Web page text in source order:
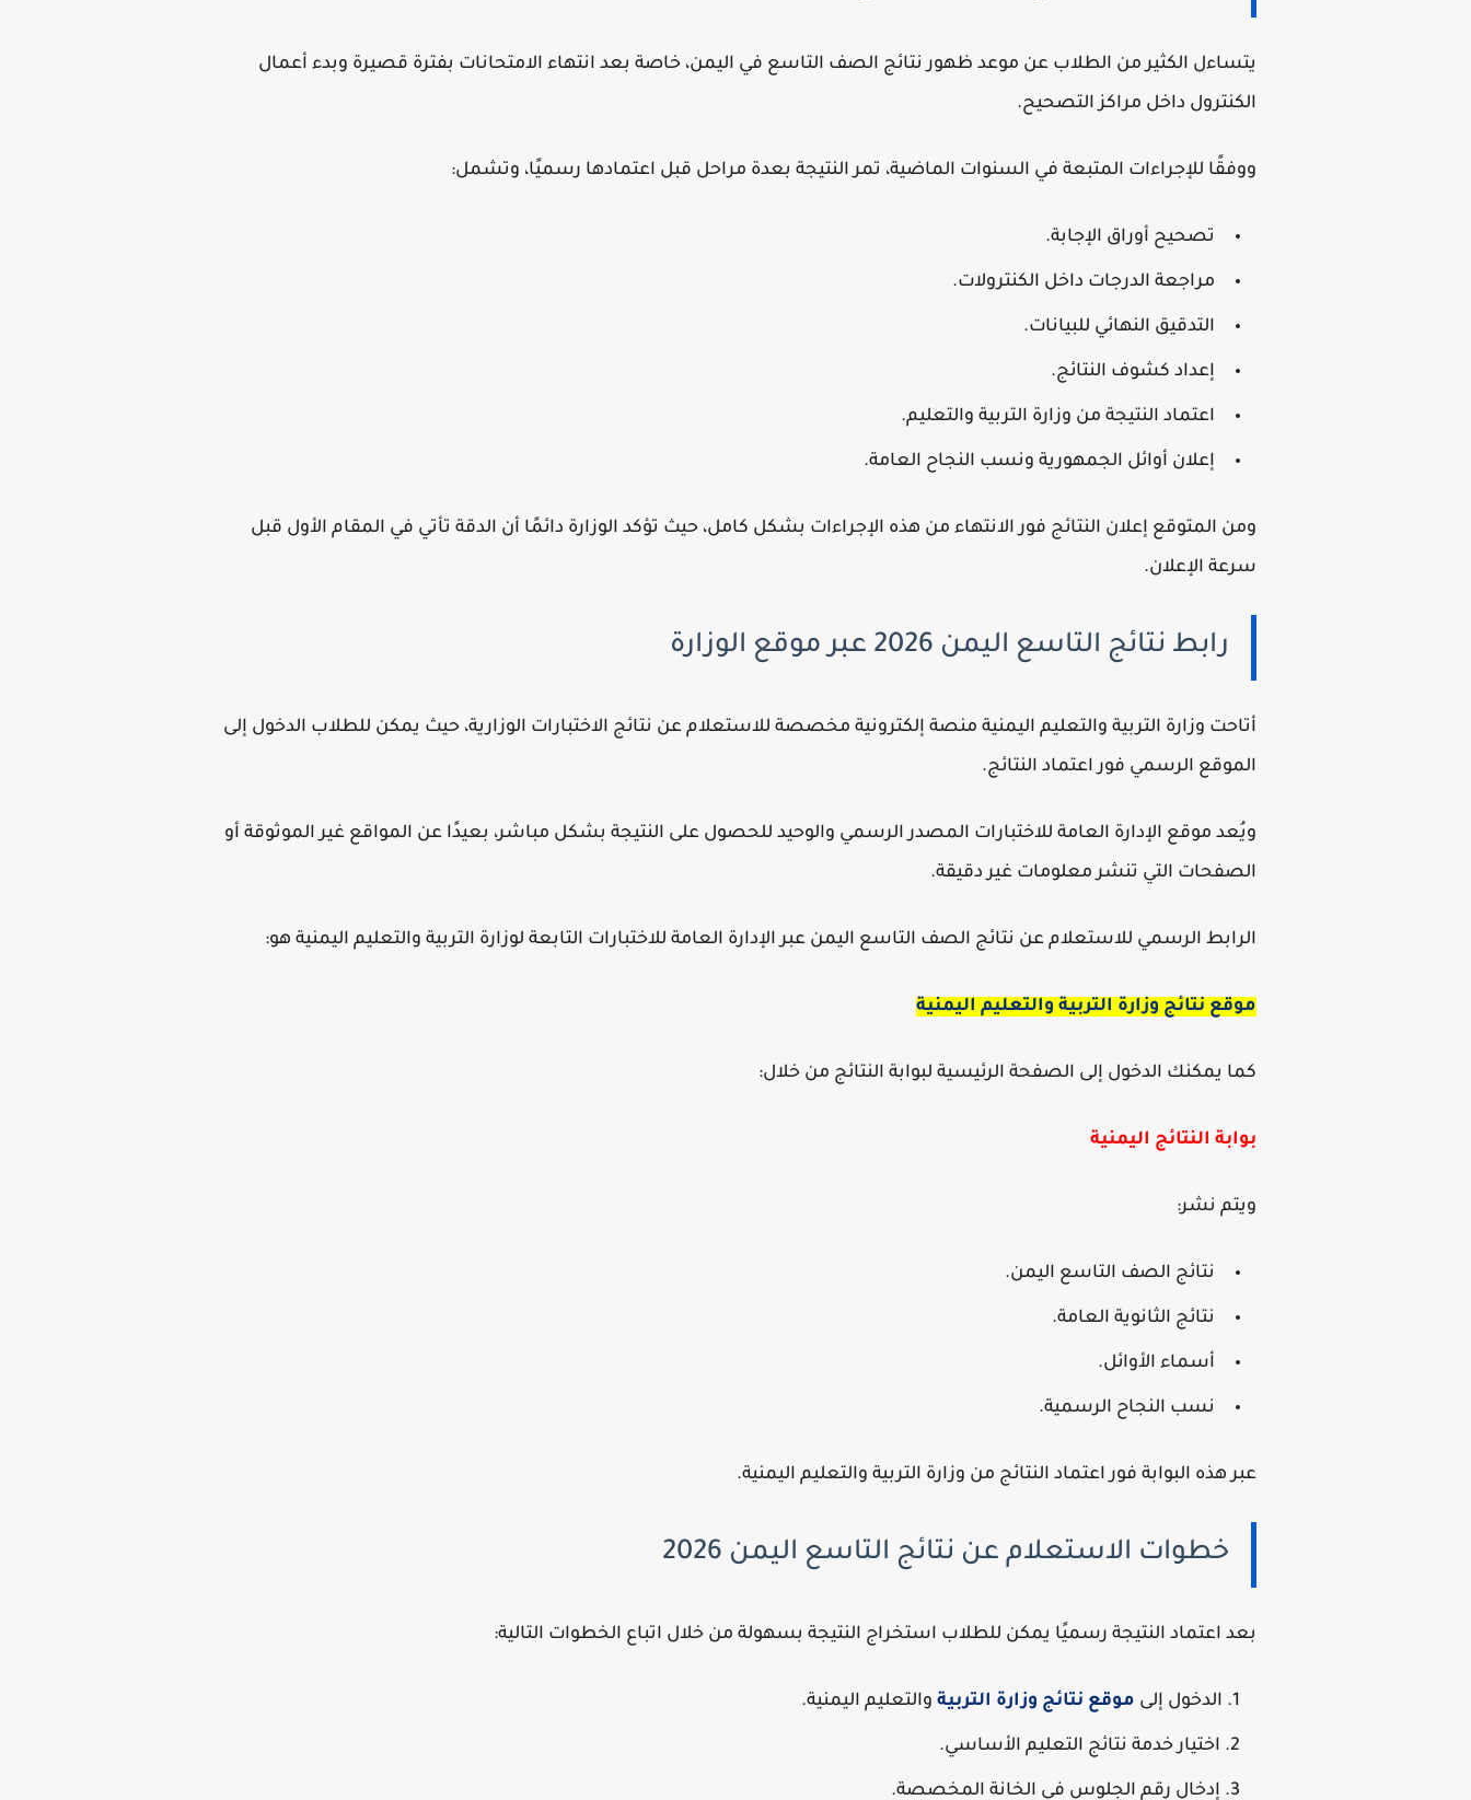
يتساءل الكثير من الطلاب عن موعد ظهور نتائج الصف التاسع في اليمن، خاصة بعد انتهاء الامتحانات بفترة قصيرة وبدء أعمال
الكنترول داخل مراكز التصحيح.
ووفقًا للإجراءات المتبعة في السنوات الماضية، تمر النتيجة بعدة مراحل قبل اعتمادها رسميًا، وتشمل:
تصحيح أوراق الإجابة.
مراجعة الدرجات داخل الكنترولات.
التدقيق النهائي للبيانات.
إعداد كشوف النتائج.
اعتماد النتيجة من وزارة التربية والتعليم.
إعلان أوائل الجمهورية ونسب النجاح العامة.
ومن المتوقع إعلان النتائج فور الانتهاء من هذه الإجراءات بشكل كامل، حيث تؤكد الوزارة دائمًا أن الدقة تأتي في المقام الأول قبل
سرعة الإعلان.
رابط نتائج التاسع اليمن 2026 عبر موقع الوزارة
أتاحت وزارة التربية والتعليم اليمنية منصة إلكترونية مخصصة للاستعلام عن نتائج الاختبارات الوزارية، حيث يمكن للطلاب الدخول إلى
الموقع الرسمي فور اعتماد النتائج.
ويُعد موقع الإدارة العامة للاختبارات المصدر الرسمي والوحيد للحصول على النتيجة بشكل مباشر، بعيدًا عن المواقع غير الموثوقة أو
الصفحات التي تنشر معلومات غير دقيقة.
الرابط الرسمي للاستعلام عن نتائج الصف التاسع اليمن عبر الإدارة العامة للاختبارات التابعة لوزارة التربية والتعليم اليمنية هو:
موقع نتائج وزارة التربية والتعليم اليمنية
كما يمكنك الدخول إلى الصفحة الرئيسية لبوابة النتائج من خلال:
بوابة النتائج اليمنية
ويتم نشر:
نتائج الصف التاسع اليمن.
نتائج الثانوية العامة.
أسماء الأوائل.
نسب النجاح الرسمية.
عبر هذه البوابة فور اعتماد النتائج من وزارة التربية والتعليم اليمنية.
خطوات الاستعلام عن نتائج التاسع اليمن 2026
بعد اعتماد النتيجة رسميًا يمكن للطلاب استخراج النتيجة بسهولة من خلال اتباع الخطوات التالية:
الدخول إلى موقع نتائج وزارة التربية والتعليم اليمنية.
اختيار خدمة نتائج التعليم الأساسي.
إدخال رقم الجلوس في الخانة المخصصة.